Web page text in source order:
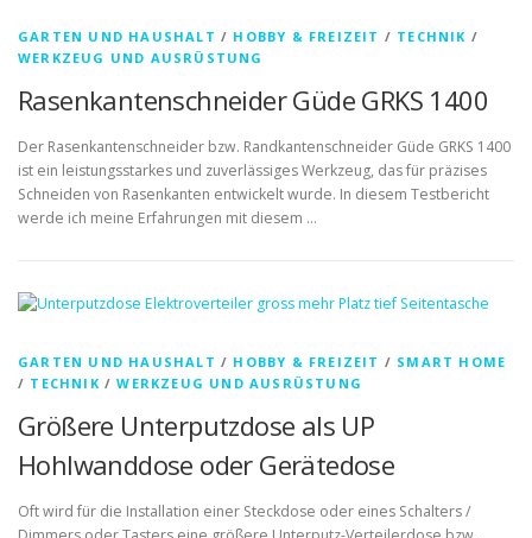
GARTEN UND HAUSHALT / HOBBY & FREIZEIT / TECHNIK /
WERKZEUG UND AUSRÜSTUNG
Rasenkantenschneider Güde GRKS 1400
Der Rasenkantenschneider bzw. Randkantenschneider Güde GRKS 1400
ist ein leistungsstarkes und zuverlässiges Werkzeug, das für präzises
Schneiden von Rasenkanten entwickelt wurde. In diesem Testbericht
werde ich meine Erfahrungen mit diesem …
GARTEN UND HAUSHALT / HOBBY & FREIZEIT / SMART HOME
/ TECHNIK /WERKZEUG UND AUSRÜSTUNG
Größere Unterputzdose als UP
Hohlwanddose oder Gerätedose
Oft wird für die Installation einer Steckdose oder eines Schalters /